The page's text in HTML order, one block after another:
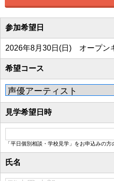
参加希望日
2026年8月30日(日) オープン
希望コース
見学希望日時
「平日個別相談・学校見学」をお申込みの方
氏名